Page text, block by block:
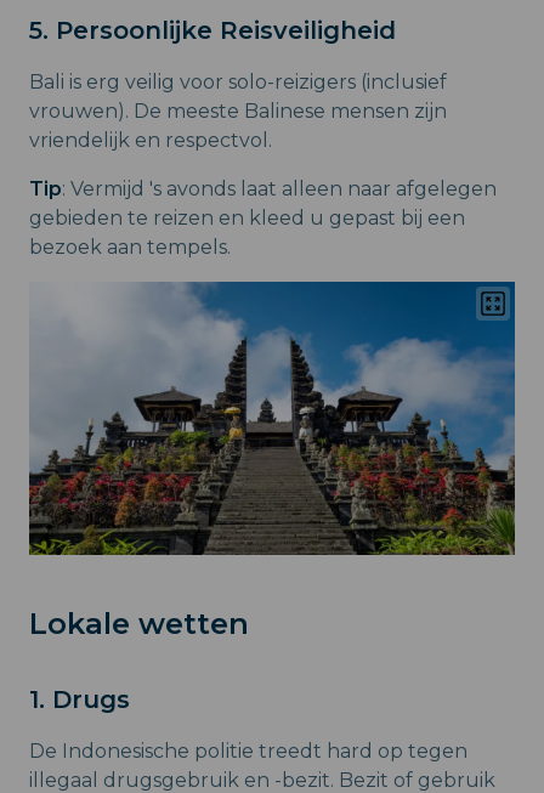
5. Persoonlijke Reisveiligheid
Bali is erg veilig voor solo-reizigers (inclusief
vrouwen). De meeste Balinese mensen zijn
vriendelijk en respectvol.
Tip: Vermijd 's avonds laat alleen naar afgelegen
gebieden te reizen en kleed u gepast bij een
bezoek aan tempels.
Lokale wetten
1. Drugs
De Indonesische politie treedt hard op tegen
illegaal drugsgebruik en -bezit. Bezit of gebruik